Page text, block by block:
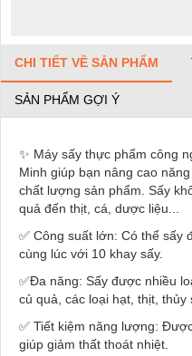
CHI TIẾT VỀ SẢN PHẨM
SẢN PHẨM GỢI Ý
✨ Máy sấy thực phẩm công
Minh giúp bạn nâng cao
chất lượng sản phẩm. Sấy
quả đến thịt, cá, dược liệu...
✅ Công suất lớn: Có thể sấy
cùng lúc với 10 khay sấy.
✅Đa năng: Sấy được nhiều
củ quả, các loại hạt, thịt, thủy
✅ Tiết kiệm năng lượng:
giúp giảm thất thoát nhiệt.